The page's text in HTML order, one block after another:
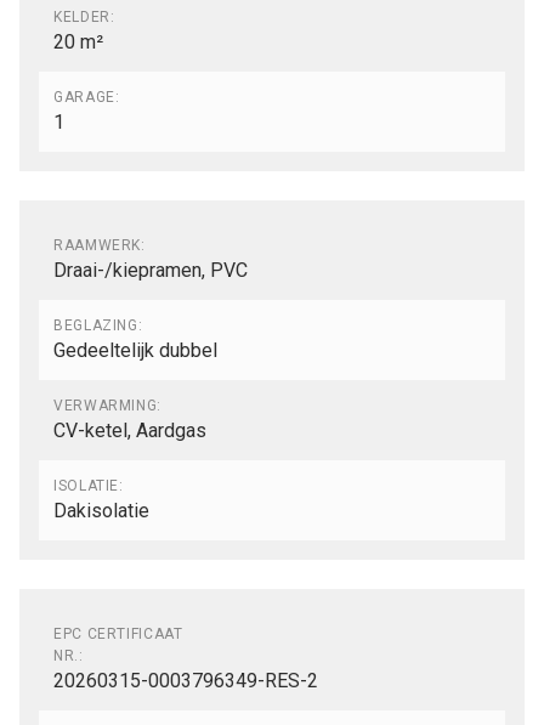
KELDER:
20 m²
GARAGE:
1
Comfort
RAAMWERK:
Draai-/kiepramen, PVC
BEGLAZING:
Gedeeltelijk dubbel
VERWARMING:
CV-ketel, Aardgas
ISOLATIE:
Dakisolatie
Wettelijke gegevens
EPC CERTIFICAAT
NR.:
20260315-0003796349-RES-2